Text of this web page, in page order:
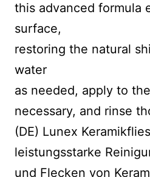
this advanced formula
surface,
restoring the natural
water
as needed, apply to
necessary, and rinse
(DE) Lunex
leistungsstarke
und Flecken von